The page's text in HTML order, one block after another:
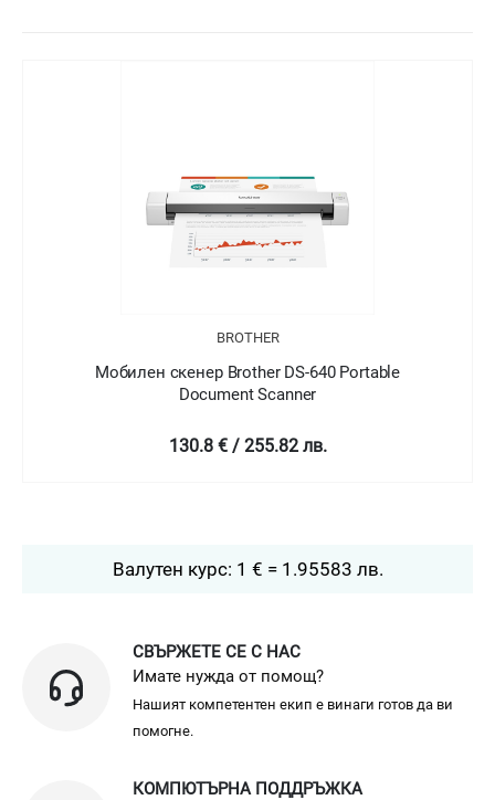
BROTHER
Мобилен скенер Brother DS-640 Portable
Document Scanner
130.8 € / 255.82 лв.
Валутен курс: 1 € = 1.95583 лв.
СВЪРЖЕТЕ СЕ С НАС
Имате нужда от помощ?
Нашият компетентен екип е винаги готов да ви
помогне.
КОМПЮТЪРНА ПОДДРЪЖКА